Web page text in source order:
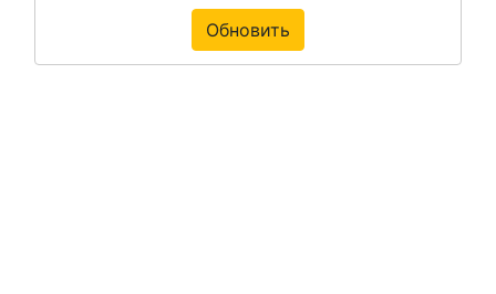
Обновить